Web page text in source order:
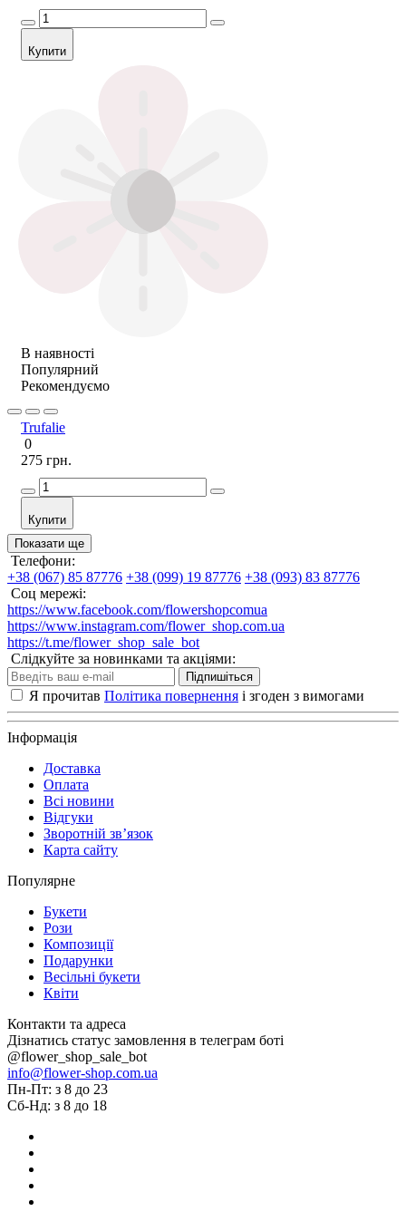
Купити
В наявності
Популярний
Рекомендуємо
Trufalie
0
275 грн.
Купити
Показати ще
Телефони:
+38 (067) 85 87776 +38 (099) 19 87776 +38 (093) 83 87776
Соц мережі:
https://www.facebook.com/flowershopcomua
https://www.instagram.com/flower_shop.com.ua
https://t.me/flower_shop_sale_bot
Слідкуйте за новинками та акціями:
Підпишіться
Я прочитав Політика повернення і згоден з вимогами
Інформація
Доставка
Оплата
Всі новини
Відгуки
Зворотній зв’язок
Карта сайту
Популярне
Букети
Рози
Композиції
Подарунки
Весільні букети
Квіти
Контакти та адреса
Дізнатись статус замовлення в телеграм боті
@flower_shop_sale_bot
info@flower-shop.com.ua
Пн-Пт: з 8 до 23
Сб-Нд: з 8 до 18